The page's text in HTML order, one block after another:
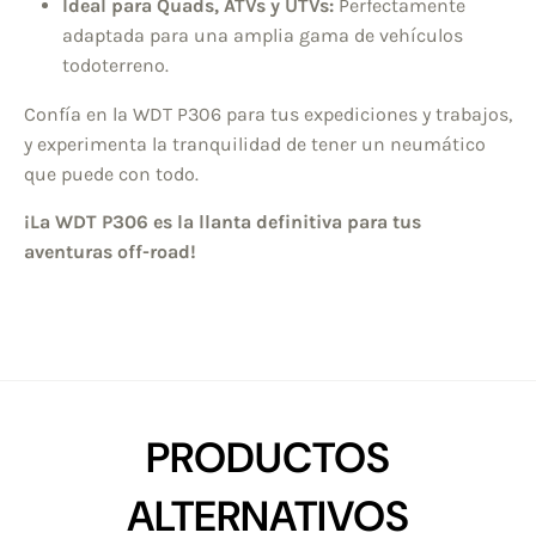
Ideal para Quads, ATVs y UTVs: Perfectamente
adaptada para una amplia gama de vehículos
todoterreno.
Confía en la WDT P306 para tus expediciones y trabajos,
y experimenta la tranquilidad de tener un neumático
que puede con todo.
¡La WDT P306 es la llanta definitiva para tus
aventuras off-road!
PRODUCTOS
ALTERNATIVOS